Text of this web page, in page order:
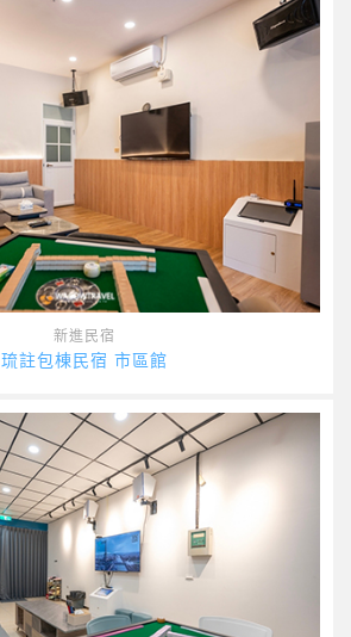
新進民宿
琉註包棟民宿 市區館